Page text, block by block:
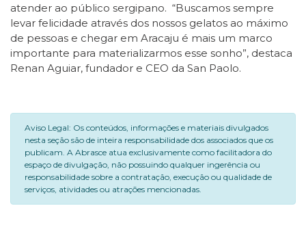
atender ao público sergipano. “Buscamos sempre
levar felicidade através dos nossos gelatos ao máximo
de pessoas e chegar em Aracaju é mais um marco
importante para materializarmos esse sonho”, destaca
Renan Aguiar, fundador e CEO da San Paolo.
Aviso Legal: Os conteúdos, informações e materiais divulgados
nesta seção são de inteira responsabilidade dos associados que os
publicam. A Abrasce atua exclusivamente como facilitadora do
espaço de divulgação, não possuindo qualquer ingerência ou
responsabilidade sobre a contratação, execução ou qualidade de
serviços, atividades ou atrações mencionadas.